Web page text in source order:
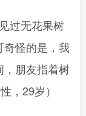
过无花果树
奇怪的是，我
，朋友指着树
，29岁）